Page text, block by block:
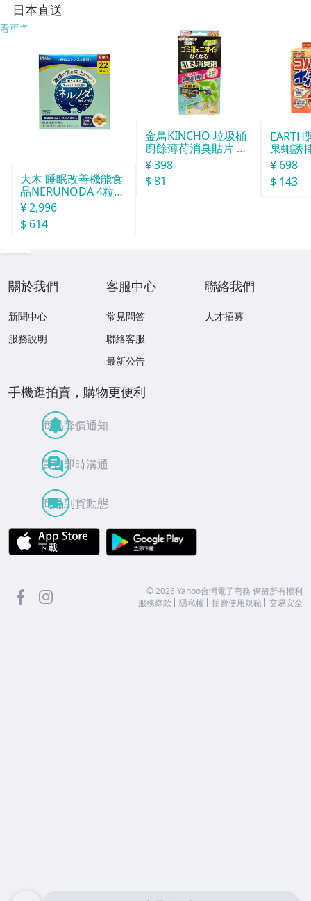
日本直送
看更多
大木 睡眠改善機能食
品NERUNODA 4粒22
袋
¥ 2,996
$ 614
金鳥KINCHO 垃圾桶
廚餘薄荷消臭貼片 約
30天分
¥ 398
$ 81
EARTH
果蠅誘
¥ 698
$ 143
關於我們
新聞中心
服務說明
客服中心
常見問答
聯絡客服
最新公告
聯絡我們
人才招募
手機逛拍賣，購物更便利
商品降價通知
買賣即時溝通
商品到貨動態
APP Store
facebook ©2026 Yahoo台灣電子商務 保留所有權利
服務條款
隱私權 拍賣使用規範 交易安全